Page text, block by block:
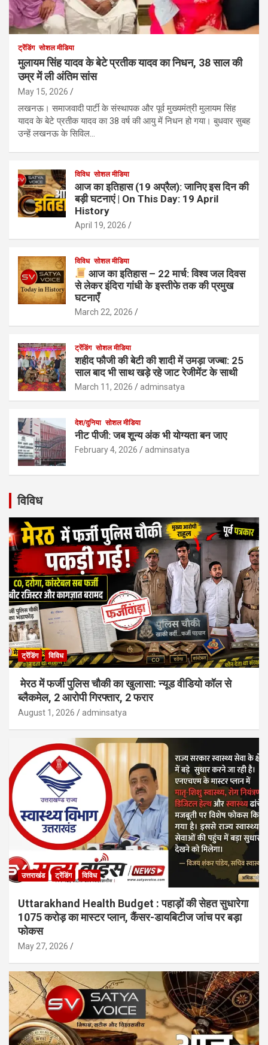
ट्रेंडिंग सोशल मीडिया
मुलायम सिंह यादव के बेटे प्रतीक यादव का निधन, 38 साल की
उम्र में ली अंतिम सांस
May 15, 2026
लखनऊ। समाजवादी पार्टी के संस्थापक और पूर्व मुख्यमंत्री मुलायम सिंह
यादव के बेटे प्रतीक यादव का 38 वर्ष की आयु में निधन हो गया। बुधवार सुबह
उन्हें लखनऊ के सिविल…
विविध सोशल मीडिया
आज का इतिहास (19 अप्रैल): जानिए इस दिन की
बड़ी घटनाएं | On This Day: 19 April
History
April 19, 2026
विविध सोशल मीडिया
आज का इतिहास – 22 मार्च: विश्व जल दिवस
से लेकर इंदिरा गांधी के इस्तीफे तक की प्रमुख
घटनाएँ
March 22, 2026
ट्रेंडिंग सोशल मीडिया
शहीद फौजी की बेटी की शादी में उमड़ा जज्बा: 25
साल बाद भी साथ खड़े रहे जाट रेजीमेंट के साथी
March 11, 2026 adminsatya
देश/दुनिया सोशल मीडिया
नीट पीजी: जब शून्य अंक भी योग्यता बन जाए
February 4, 2026 adminsatya
विविध
ट्रेंडिंग विविध
मेरठ में फर्जी पुलिस चौकी का खुलासा: न्यूड वीडियो कॉल से
ब्लैकमेल, 2 आरोपी गिरफ्तार, 2 फरार
August 1, 2026 adminsatya
उत्तराखंड ट्रेंडिंग विविध
Uttarakhand Health Budget : पहाड़ों की सेहत सुधारेगा
1075 करोड़ का मास्टर प्लान, कैंसर-डायबिटीज जांच पर बड़ा
फोकस
May 27, 2026